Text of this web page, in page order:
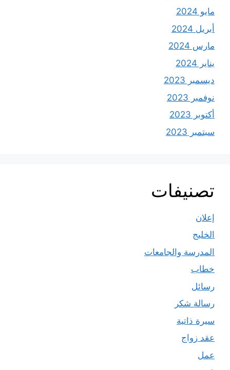
مايو 2024
أبريل 2024
مارس 2024
يناير 2024
ديسمبر 2023
نوفمبر 2023
أكتوبر 2023
سبتمبر 2023
تصنيفات
إعلان
الخليج
المدرسة والجامعات
خطاب
رسائل
رسالة شكر
سيرة ذاتية
عقد زواج
عمل